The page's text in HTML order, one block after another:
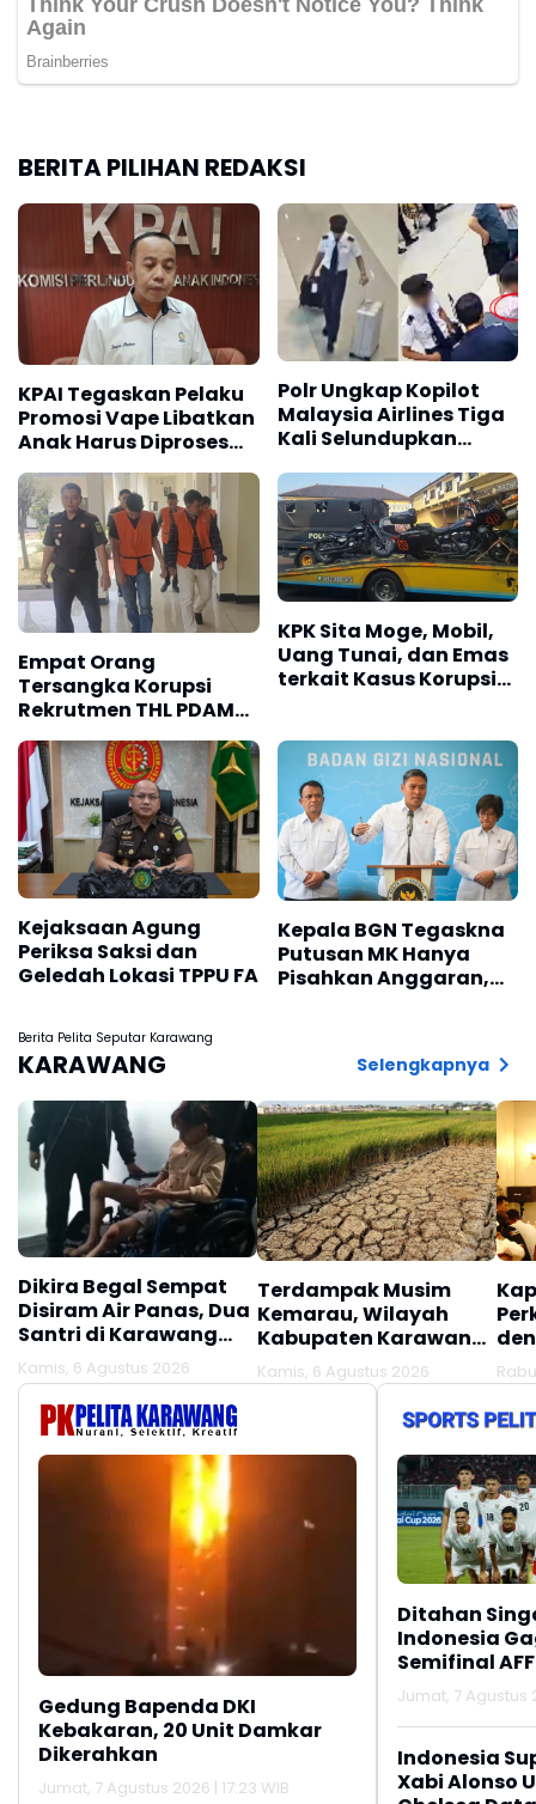
BERITA PILIHAN REDAKSI
KPAI Tegaskan Pelaku
Promosi Vape Libatkan
Anak Harus Diproses
Hukum
Polr Ungkap Kopilot
Malaysia Airlines Tiga
Kali Selundupkan
Empat Orang
Tersangka Korupsi
Rekrutmen THL PDAM
Kota Bengkulu Ditahan
KPK Sita Moge, Mobil,
Uang Tunai, dan Emas
terkait Kasus Korupsi
Kejaksaan Agung
Periksa Saksi dan
Geledah Lokasi TPPU FA
Kepala BGN Tegaskna
Putusan MK Hanya
Pisahkan Anggaran,
Berita Pelita Seputar Karawang
KARAWANG Selengkapnya
Dikira Begal Sempat
Disiram Air Panas, Dua
Santri di Karawang
Terluka Akibat Aksi
Oknum Linmas
Kamis, 6 Agustus 2026
Terdampak Musim
Kemarau, Wilayah
Kabupaten Karawang
Kekeringan Makin
Meluas
Kamis, 6 Agustus 2026
Gedung Bapenda DKI
Kebakaran, 20 Unit Damkar
Dikerahkan
Jumat, 7 Agustus 2026 | 17:23 WIB
Ditahan
Indonesia
Semifinal
Jumat, 7 Agustus
Indonesia
Xabi Alonso